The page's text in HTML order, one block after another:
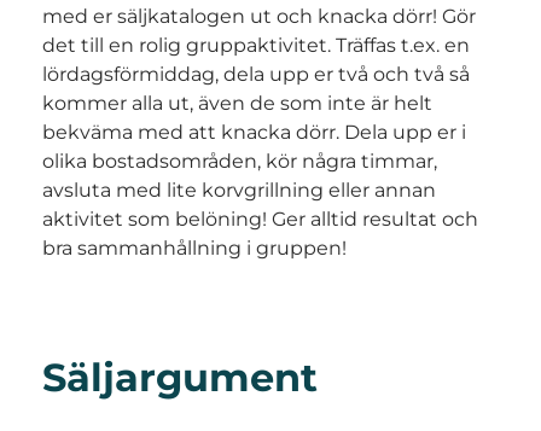
med er säljkatalogen ut och knacka dörr! Gör
det till en rolig gruppaktivitet. Träffas t.ex. en
lördagsförmiddag, dela upp er två och två så
kommer alla ut, även de som inte är helt
bekväma med att knacka dörr. Dela upp er i
olika bostadsområden, kör några timmar,
avsluta med lite korvgrillning eller annan
aktivitet som belöning! Ger alltid resultat och
bra sammanhållning i gruppen!
Säljargument